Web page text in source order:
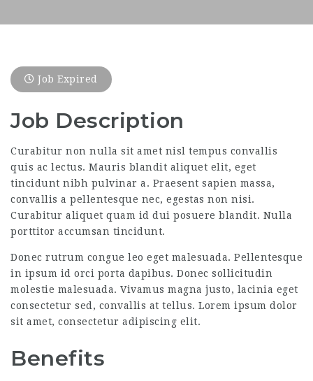
Job Expired
Job Description
Curabitur non nulla sit amet nisl tempus convallis
quis ac lectus. Mauris blandit aliquet elit, eget
tincidunt nibh pulvinar a. Praesent sapien massa,
convallis a pellentesque nec, egestas non nisi.
Curabitur aliquet quam id dui posuere blandit. Nulla
porttitor accumsan tincidunt.
Donec rutrum congue leo eget malesuada. Pellentesque
in ipsum id orci porta dapibus. Donec sollicitudin
molestie malesuada. Vivamus magna justo, lacinia eget
consectetur sed, convallis at tellus. Lorem ipsum dolor
sit amet, consectetur adipiscing elit.
Benefits